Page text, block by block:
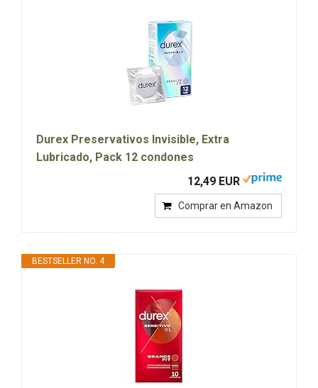
Durex Preservativos Invisible, Extra
Lubricado, Pack 12 condones
12,49 EUR
Comprar en Amazon
BESTSELLER NO. 4